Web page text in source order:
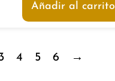
Añadir al carrito
4 5 6 →